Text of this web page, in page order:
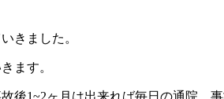
きました。
ます。
1~2ヶ月は出来れば毎日の通院。